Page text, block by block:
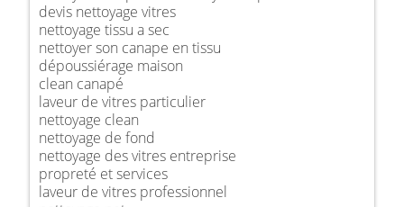
devis nettoyage vitres
nettoyage tissu a sec
nettoyer son canape en tissu
dépoussiérage maison
clean canapé
laveur de vitres particulier
nettoyage clean
nettoyage de fond
nettoyage des vitres entreprise
propreté et services
laveur de vitres professionnel